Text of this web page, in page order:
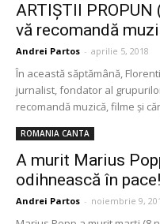
ARTIȘTII
vă recomandă
Andrei Partos - aprilie 5, 2018
În această săptămână,
jurnalist, fondator al
recomandă muzică, filme și
ROMANIA CANTA
A murit Marius
odihnească în pace!
Andrei Partos - noiembrie 9,